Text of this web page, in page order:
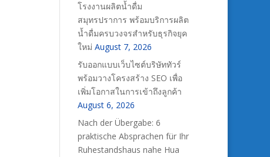
โรงงานผลิตน้ำดื่ม
สมุทรปราการ พร้อมบริการผลิต
น้ำดื่มครบวงจรสำหรับธุรกิจยุค
ใหม่ August 7, 2026
รับออกแบบเว็บไซต์บริษัททัวร์
พร้อมวางโครงสร้าง SEO เพื่อ
เพิ่มโอกาสในการเข้าถึงลูกค้า
August 6, 2026
Nach der Übergabe: 6
praktische Absprachen für Ihr
Ruhestandshaus nahe Hua